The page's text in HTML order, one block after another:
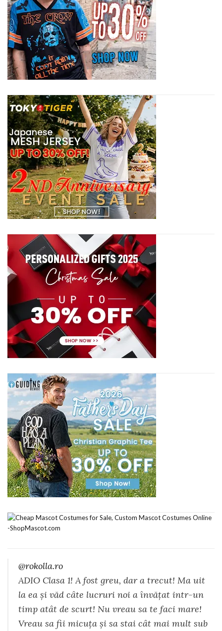
@rokolla.ro
ADIO Clasa 1! A fost greu, dar a trecut! Ma uit
la ea și văd câte lucruri noi a învățat intr-un
timp atât de scurt! Nu vreau sa te faci mare!
Vreau sa fii micuța și sa stai cât mai mult sub